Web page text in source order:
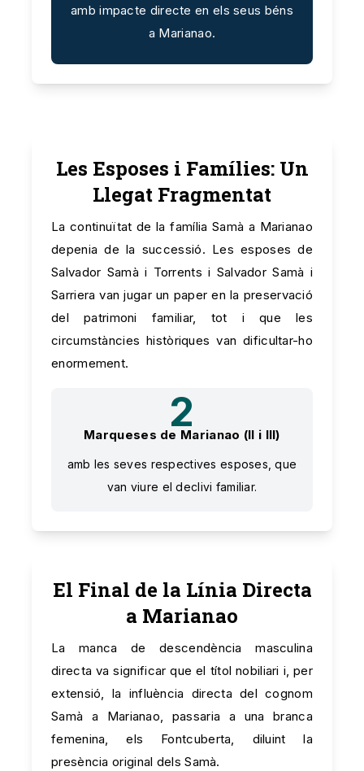
amb impacte directe en els seus béns
a Marianao.
Les Esposes i Famílies: Un
Llegat Fragmentat
La continuïtat de la família Samà a Marianao
depenia de la successió. Les esposes de
Salvador Samà i Torrents i Salvador Samà i
Sarriera van jugar un paper en la preservació
del patrimoni familiar, tot i que les
circumstàncies històriques van dificultar-ho
enormement.
2
Marqueses de Marianao (II i III)
amb les seves respectives esposes, que
van viure el declivi familiar.
El Final de la Línia Directa
a Marianao
La manca de descendència masculina
directa va significar que el títol nobiliari i, per
extensió, la influència directa del cognom
Samà a Marianao, passaria a una branca
femenina, els Fontcuberta, diluint la
presència original dels Samà.